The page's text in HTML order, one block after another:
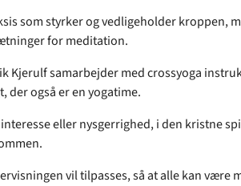
som styrker og vedligeholder kroppen,
for meditation.
Kjerulf samarbejder med crossyoga
der også er en yogatime.
eller nysgerrighed, i den kristne
vil tilpasses, så at alle kan være